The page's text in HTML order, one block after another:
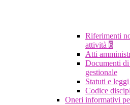
Riferimenti
attività 6
Atti
Documenti di
gestionale
Statuti e
Codice
Oneri informativi